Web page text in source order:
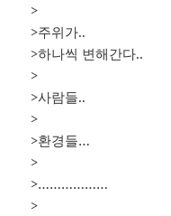
>
>주위가..
>하나씩 변해간다..
>
>사람들..
>
>환경들…
>
>………………
>